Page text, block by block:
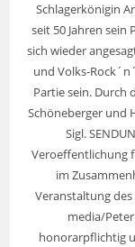
Schlagerkönigin
seit 50 Jahren
sich wieder
und Volks-
Partie sein. Durch
Schöneberger und
Sigl.
Veroeffentlichung
im
Veranstaltung
media/
honorarpflichtig